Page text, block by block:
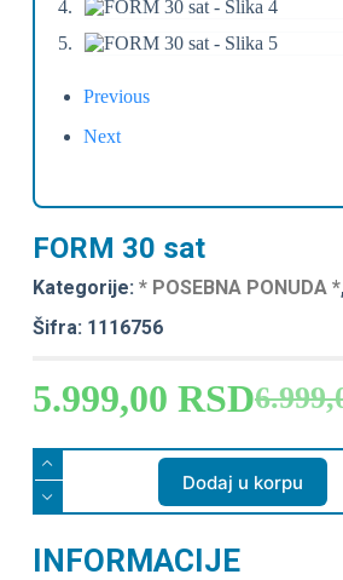
Previous
Next
FORM 30 sat
Kategorije: * POSEBNA PONUDA *
Šifra: 1116756
5.999,00 RSD
Dodaj u korpu
INFORMACIJE